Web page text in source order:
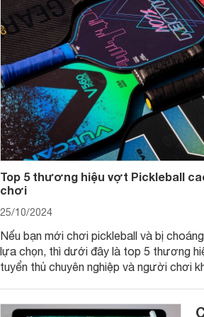
Top 5 thương hiệu vợt Pickleball
chơi
25/10/2024
Nếu bạn mới chơi pickleball và bị
lựa chọn, thì dưới đây là top 5 thương
tuyển thủ chuyên nghiệp và người chơi